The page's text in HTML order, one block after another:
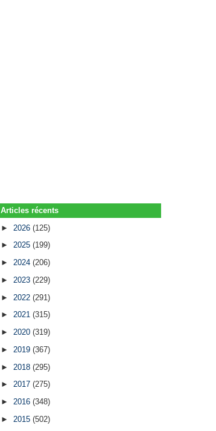
Articles récents
► 2026(125)
►2025(199)
►2024(206)
► 2023(229)
► 2022(291)
►2021(315)
►2020(319)
► 2019(367)
► 2018(295)
►2017(275)
►2016(348)
► 2015(502)